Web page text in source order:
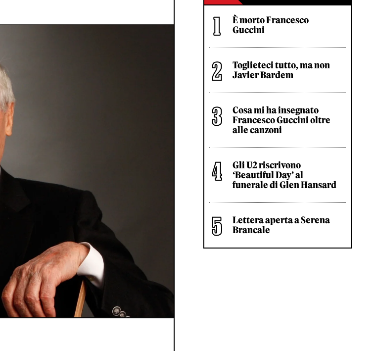
È morto Francesco
Guccini
Toglieteci tutto, ma non
Javier Bardem
Cosa mi ha insegnato
Francesco Guccini oltre
alle canzoni
Gli U2 riscrivono
‘Beautiful Day’ al
funerale di Glen Hansard
Lettera aperta a Serena
Brancale